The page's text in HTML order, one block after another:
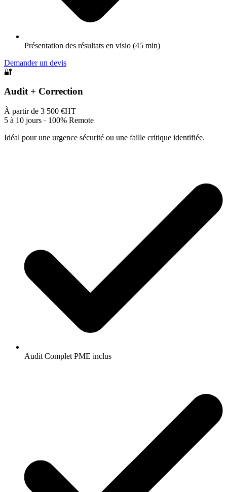
Présentation des résultats en visio (45 min)
Demander un devis
🔐
Audit + Correction
À partir de 3 500 €HT
5 à 10 jours · 100% Remote
Idéal pour une urgence sécurité ou une faille critique identifiée.
Audit Complet PME inclus